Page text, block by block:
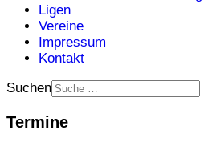
Ligen
Vereine
Impressum
Kontakt
Suchen
Termine